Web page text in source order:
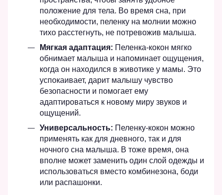
положение для тела. Во время сна, при
необходимости, пеленку на молнии можно
тихо расстегнуть, не потревожив малыша.
Мягкая адаптация: Пеленка-кокон мягко
обнимает малыша и напоминает ощущения,
когда он находился в животике у мамы. Это
успокаивает, дарит малышу чувство
безопасности и помогает ему
адаптироваться к новому миру звуков и
ощущений.
Универсальность: Пеленку-кокон можно
применять как для дневного, так и для
ночного сна малыша. В тоже время, она
вполне может заменить один слой одежды и
использоваться вместо комбинезона, боди
или распашонки.